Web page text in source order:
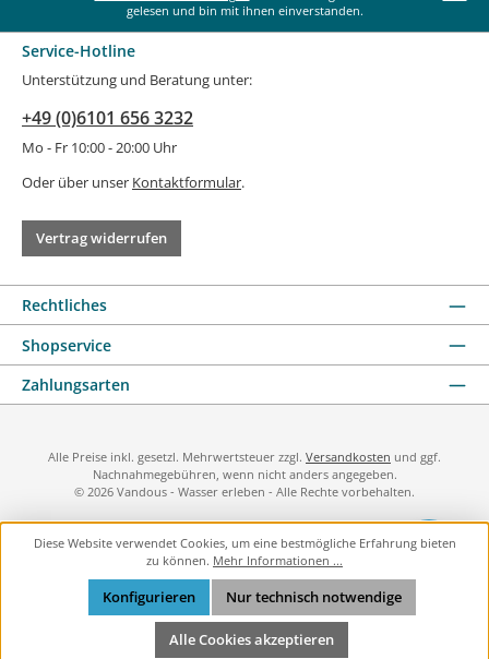
gelesen und bin mit ihnen einverstanden.
Service-Hotline
Unterstützung und Beratung unter:
+49 (0)6101 656 3232
Mo - Fr 10:00 - 20:00 Uhr
Oder über unser Kontaktformular.
Vertrag widerrufen
Rechtliches
Shopservice
Zahlungsarten
Alle Preise inkl. gesetzl. Mehrwertsteuer zzgl. Versandkosten und ggf.
Nachnahmegebühren, wenn nicht anders angegeben.
© 2026 Vandous - Wasser erleben - Alle Rechte vorbehalten.
Diese Website verwendet Cookies, um eine bestmögliche Erfahrung bieten
zu können. Mehr Informationen ...
Nur technisch notwendige
Konfigurieren
Alle Cookies akzeptieren